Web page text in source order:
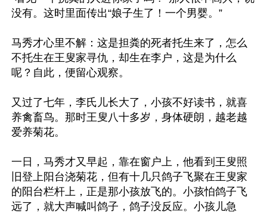
没有。这时里面传出“娘子生了！一个男婴。”
马秀才心里不解：这是担粪的死者托生来了，怎么
不托生在王叟家寻仇，却生在李户，这是为什么
呢？自此，便留心观察。
又过了七年，李氏儿长大了，小孩不好读书，就喜
养禽畜鸟。那时王叟八十多岁，身体硬朗，越老越
爱养菊花。
一日，马秀才又早起，靠在窗户上，他看到王叟照
旧登上阳台浇菊花，但有十几只鸽子飞聚在王叟家
的阳台栏杆上，正是那小孩放飞的。小孩怕鸽子飞
远了，就大声喊叫鸽子，鸽子没反应。小孩儿急